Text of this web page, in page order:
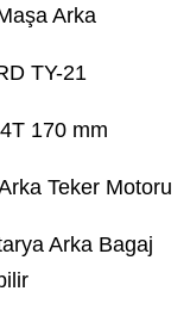
Arka
TY-21
170 mm
Teker Motoru
Arka Bagaj